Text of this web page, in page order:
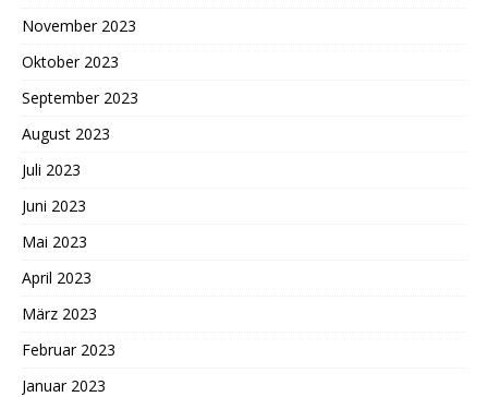
November 2023
Oktober 2023
September 2023
August 2023
Juli 2023
Juni 2023
Mai 2023
April 2023
März 2023
Februar 2023
Januar 2023